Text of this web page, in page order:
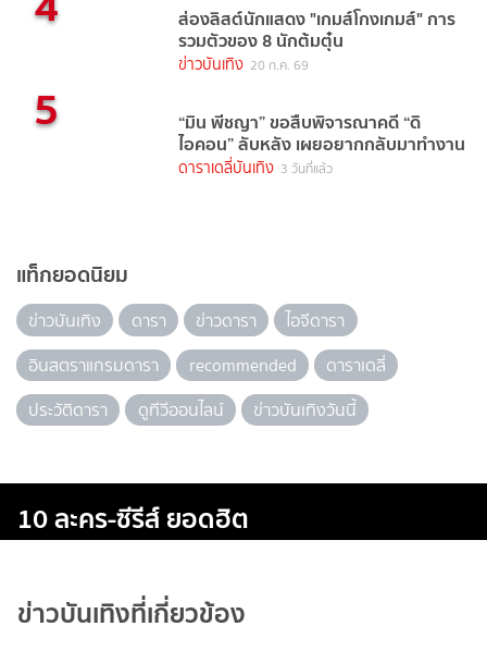
ส่องลิสต์นักแสดง "เกมส์โกงเกมส์" การ
รวมตัวของ 8 นักต้มตุ๋น
ข่าวบันเทิง 20 ก.ค. 69
5 “มิน พีชญา” ขอสืบพิจารณาคดี “ดิ
ไอคอน” ลับหลัง เผยอยากกลับมาทำงาน
ดาราเดลี่บันเทิง 3 วันที่แล้ว
แท็กยอดนิยม
ข่าวบันเทิง ดารา ข่าวดารา
ไอจีดารา
อินสตราแกรมดารา
recommended
ดาราเดลี่
ประวัติดารา
ดูทีวีออนไลน์ ข่าวบันเทิงวันนี้
10 ละคร-ซีรีส์ ยอดฮิต
ข่าวบันเทิงที่เกี่ยวข้อง